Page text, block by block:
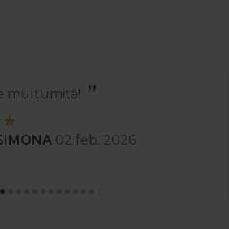
mulțumită!
02 feb. 2026